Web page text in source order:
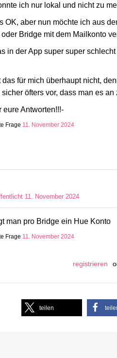
ich nur lokal und nicht zu
OK, aber nun möchte ich aus
Bridge mit dem Mailkonto
in der App super super
für mich überhaupt nicht,
öfters vor, dass man es
eure Antworten!!!-
Frage 11. November 2024
11. November 2024
man pro Bridge ein Hue Konto
Frage 11. November 2024
registrieren
teilen